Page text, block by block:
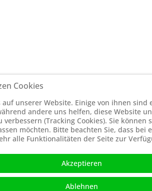
Cookies
auf unserer Website. Einige von ihnen sind
andere uns helfen, diese Website
(Tracking Cookies). Sie können
möchten. Bitte beachten Sie, dass bei
alle Funktionalitäten der Seite zur
Akzeptieren
Ablehnen